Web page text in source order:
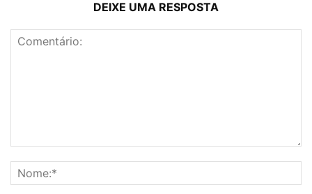
DEIXE UMA RESPOSTA